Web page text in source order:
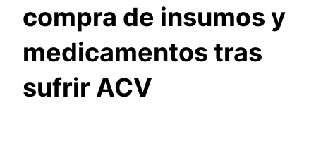
compra de insumos y
medicamentos tras
sufrir ACV